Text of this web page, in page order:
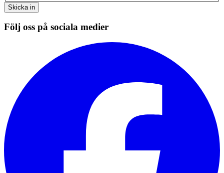
Skicka in
Följ oss på sociala medier